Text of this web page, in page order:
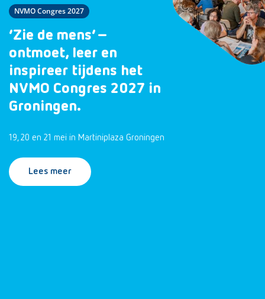
NVMO Congres 2027
‘Zie de mens’ –
ontmoet, leer en
inspireer tijdens het
NVMO Congres 2027 in
Groningen.
19, 20 en 21 mei in Martiniplaza Groningen
Lees meer